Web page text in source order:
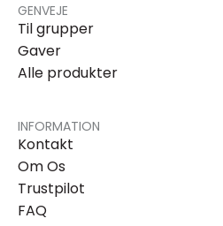
GENVEJE
Til grupper
Gaver
Alle produkter
INFORMATION
Kontakt
Om Os
Trustpilot
FAQ